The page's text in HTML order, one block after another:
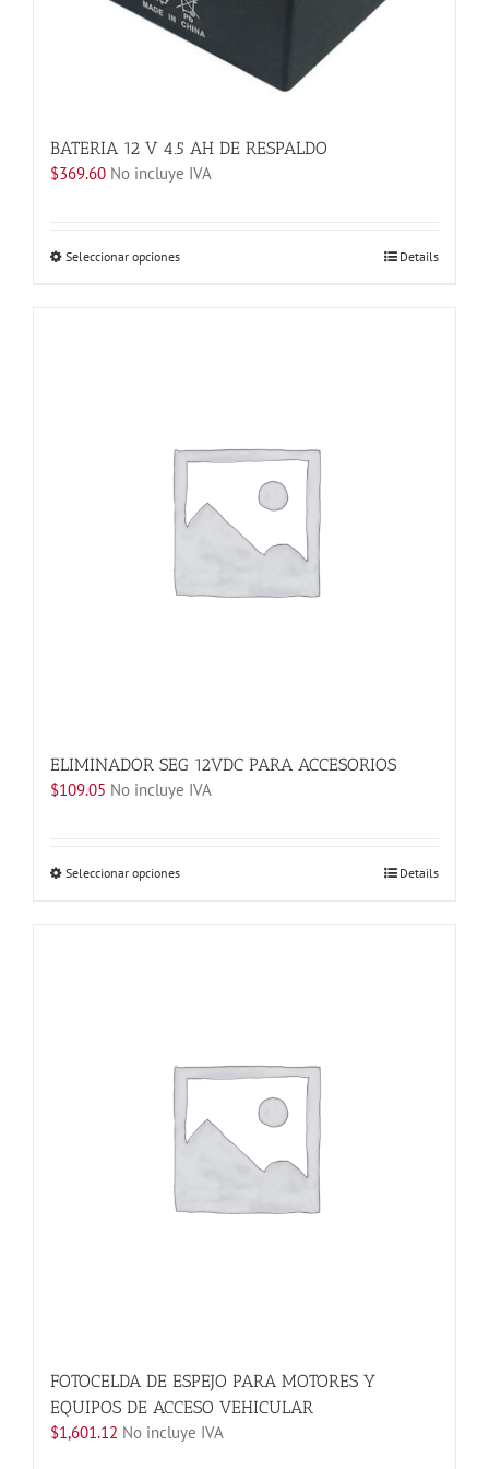
BATERIA 12 V 4.5 AH DE RESPALDO
$369.60 No incluye IVA
Seleccionar opcionesEste
pueden
en
la
producto
Details
ELIMINADOR SEG 12VDC PARA ACCESORIOS
$109.05 No incluye IVA
Seleccionar opcionesEste
pueden
en
la
producto
Details
FOTOCELDA DE ESPEJO PARA MOTORES Y
EQUIPOS DE ACCESO VEHICULAR
$1,601.12 No incluye IVA